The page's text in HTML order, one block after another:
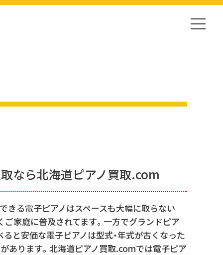
なら北海道ピアノ買取.com
きる電子ピアノはスペースも大幅に取らない
ご家庭に普及されてます。一方でグランドピア
ると安価な電子ピアノは型式・年式が古くなった
あります。北海道ピアノ買取.comでは電子ピア